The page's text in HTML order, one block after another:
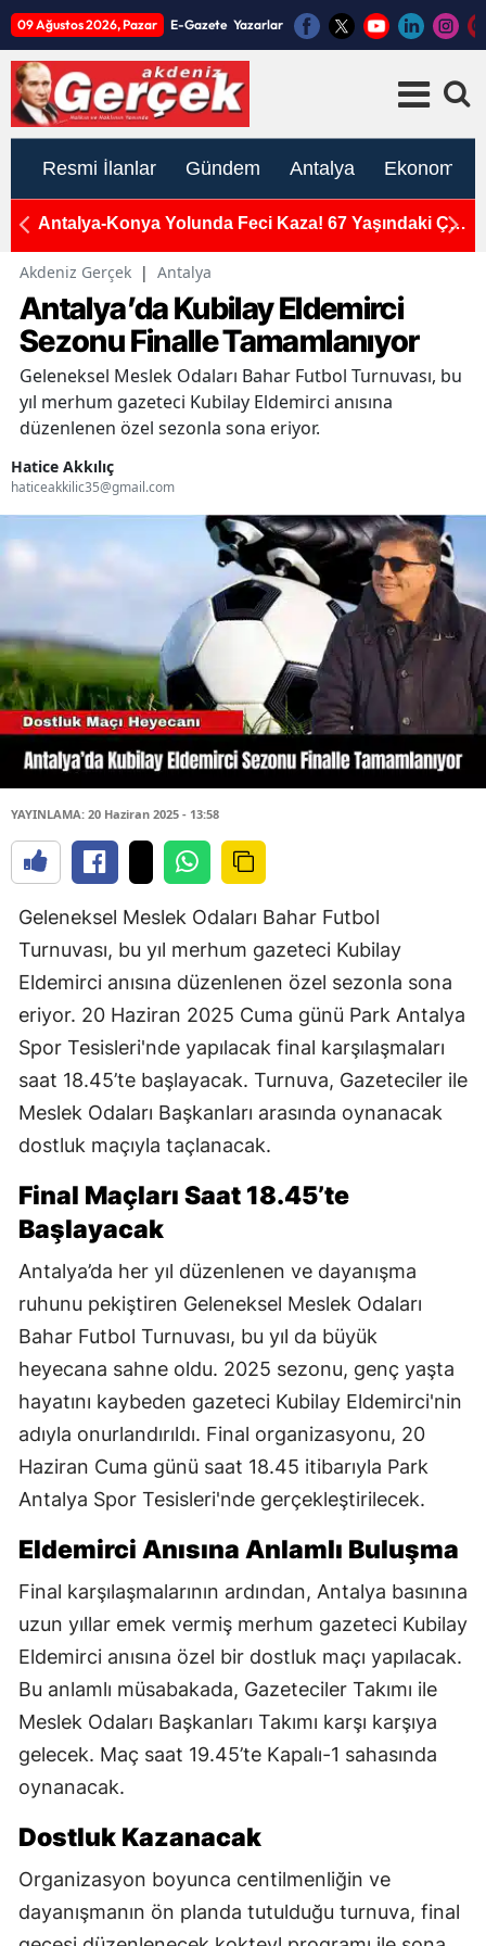
09 Ağustos 2026, Pazar E-Gazete Yazarlar
Resmi İlanlar Gündem Antalya Ekonomi
Feci Kaza! 67 Yaşındaki Çift Kemer Ulupınar Mahallesi
Akdeniz Gerçek | Antalya
Antalya’da Kubilay Eldemirci
Sezonu Finalle Tamamlanıyor
Geleneksel Meslek Odaları Bahar Futbol Turnuvası, bu
yıl merhum gazeteci Kubilay Eldemirci anısına
düzenlenen özel sezonla sona eriyor.
Hatice Akkılıç
haticeakkilic35@gmail.com
YAYINLAMA: 20 Haziran 2025 - 13:58
Geleneksel Meslek Odaları Bahar Futbol
Turnuvası, bu yıl merhum gazeteci Kubilay
Eldemirci anısına düzenlenen özel sezonla sona
eriyor. 20 Haziran 2025 Cuma günü Park Antalya
Spor Tesisleri'nde yapılacak final karşılaşmaları
saat 18.45’te başlayacak. Turnuva, Gazeteciler ile
Meslek Odaları Başkanları arasında oynanacak
dostluk maçıyla taçlanacak.
Final Maçları Saat 18.45’te
Başlayacak
Antalya’da her yıl düzenlenen ve dayanışma
ruhunu pekiştiren Geleneksel Meslek Odaları
Bahar Futbol Turnuvası, bu yıl da büyük
heyecana sahne oldu. 2025 sezonu, genç yaşta
hayatını kaybeden gazeteci Kubilay Eldemirci'nin
adıyla onurlandırıldı. Final organizasyonu, 20
Haziran Cuma günü saat 18.45 itibarıyla Park
Antalya Spor Tesisleri'nde gerçekleştirilecek.
Eldemirci Anısına Anlamlı Buluşma
Final karşılaşmalarının ardından, Antalya basınına
uzun yıllar emek vermiş merhum gazeteci Kubilay
Eldemirci anısına özel bir dostluk maçı yapılacak.
Bu anlamlı müsabakada, Gazeteciler Takımı ile
Meslek Odaları Başkanları Takımı karşı karşıya
gelecek. Maç saat 19.45’te Kapalı-1 sahasında
oynanacak.
Dostluk Kazanacak
Organizasyon boyunca centilmenliğin ve
dayanışmanın ön planda tutulduğu turnuva, final